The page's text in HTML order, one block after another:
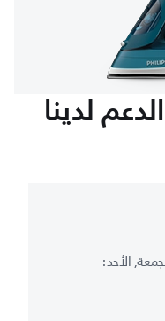
لدينا
الأحد :